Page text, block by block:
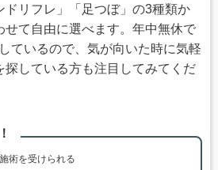
ドリフレ」「足つぼ」の3種類か
せて自由に選べます。年中無休で
ているので、気が向いた時に気軽
探している方も注目してみてくだ
術を受けられる